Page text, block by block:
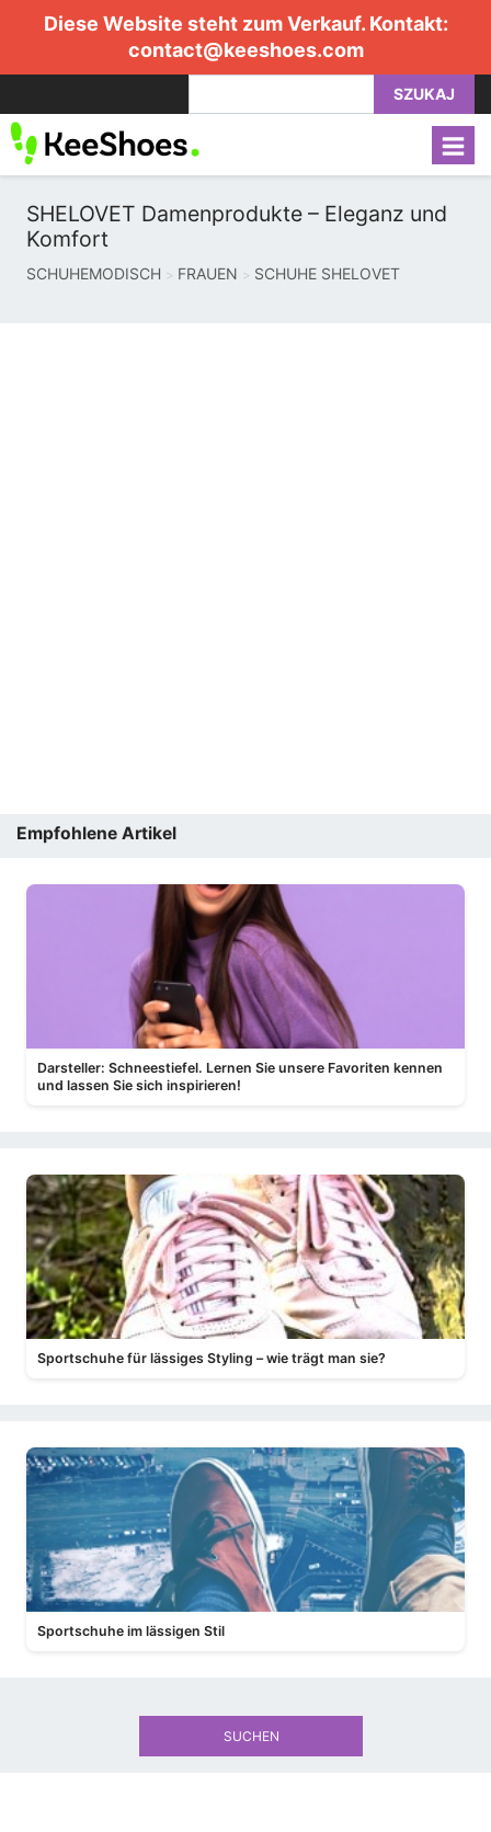
Diese Website steht zum Verkauf. Kontakt:
contact@keeshoes.com
SZUKAJ
SHELOVET Damenprodukte – Eleganz und
Komfort
SCHUHEMODISCH FRAUEN SCHUHE SHELOVET
Empfohlene Artikel
Darsteller: Schneestiefel. Lernen Sie unsere Favoriten kennen
und lassen Sie sich inspirieren!
Sportschuhe für lässiges Styling – wie trägt man sie?
Sportschuhe im lässigen Stil
SUCHEN